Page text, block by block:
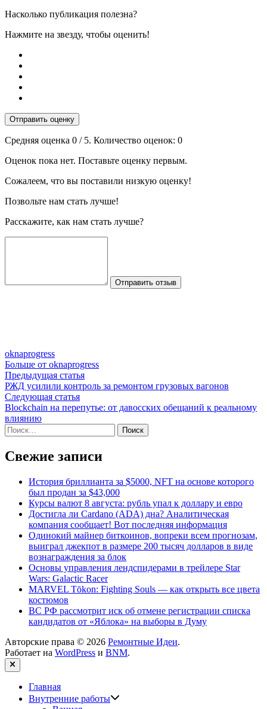
Насколько публикация полезна?
Нажмите на звезду, чтобы оценить!
Отправить оценку
Средняя оценка 0 / 5. Количество оценок: 0
Оценок пока нет. Поставьте оценку первым.
Сожалеем, что вы поставили низкую оценку!
Позвольте нам стать лучше!
Расскажите, как нам стать лучше?
Отправить отзыв
oknaprogress
Больше от oknaprogress
Навигация
по
записям
Предыдущая статьяПредыдущая
статья:
РЖД усилили контроль за ремонтом грузовых вагонов
Следующая статьяСледующая
статья:
Blockchain на перепутье: от давосских обещаний к реальному
влиянию
Найти:
Свежие записи
История бриллианта за $5000, NFT на основе которого
был продан за $43,000
Курсы валют 8 августа: рубль упал к доллару и евро
Достигла ли Cardano (ADA) дна? Аналитическая
компания сообщает! Вот последняя информация
Одинокий майнер биткоинов, вопреки всем прогнозам,
выиграл джекпот в размере 200 тысяч долларов в виде
вознаграждения за блок
Основы управления лендспидерами в трейлере Star
Wars: Galactic Racer
MARVEL Tōkon: Fighting Souls — как открыть все цвета
костюмов
ВС РФ рассмотрит иск об отмене регистрации списка
кандидатов от «Яблока» на выборы в Думу
Авторские права © 2026 Ремонтные Идеи.
Работает на WordPress и BNM.
Закрыть
Главная
Внутренние работы